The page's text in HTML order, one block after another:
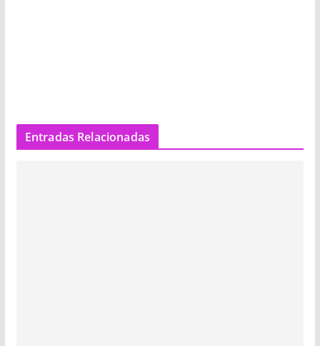
Entradas Relacionadas